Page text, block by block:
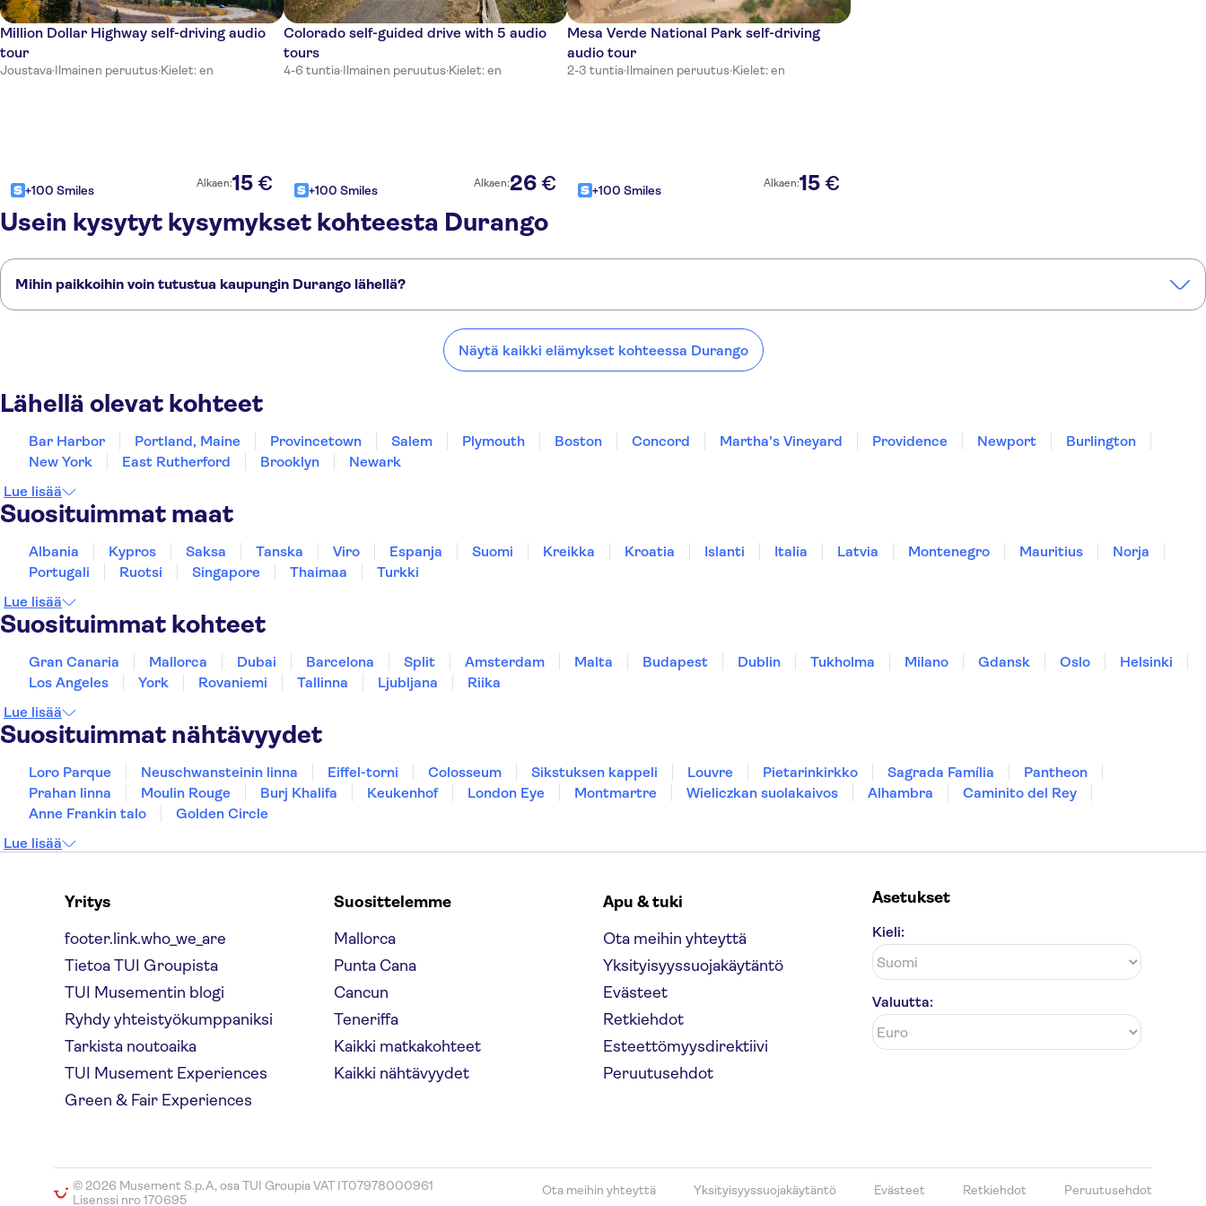
Million Dollar Highway self-driving audio
tour
Joustava·Ilmainen peruutus·Kielet: en
+100 Smiles Alkaen:15 €
Colorado self-guided drive with 5 audio
tours
4-6 tuntia·Ilmainen peruutus·Kielet: en
+100 Smiles Alkaen:26 €
Mesa Verde National Park self-driving
audio tour
2-3 tuntia·Ilmainen peruutus·Kielet: en
+100 Smiles Alkaen:15 €
Usein kysytyt kysymykset kohteesta Durango
Mihin paikkoihin voin tutustua kaupungin Durango lähellä?
Näytä kaikki elämykset kohteessa Durango
Lähellä olevat kohteet
Bar Harbor Portland, Maine Provincetown Salem Plymouth Boston Concord Martha's Vineyard Providence Newport
Burlington
New York
East Rutherford Brooklyn
Newark
Lue lisää
Suosituimmat maat
Albania Kypros Saksa Tanska Viro Espanja Suomi Kreikka Kroatia Islanti Italia Latvia Montenegro Mauritius
Norja
Portugali
Ruotsi Singapore Thaimaa
Turkki
Lue lisää
Suosituimmat kohteet
Gran Canaria Mallorca Dubai Barcelona Split Amsterdam Malta Budapest Dublin Tukholma Milano Gdansk Oslo
Helsinki
Los Angeles
York Rovaniemi Tallinna Ljubljana
Riika
Lue lisää
Suosituimmat nähtävyydet
Loro Parque Neuschwansteinin linna Eiffel-torni Colosseum Sikstuksen kappeli Louvre Pietarinkirkko Sagrada Família
Pantheon
Prahan linna
Moulin Rouge Burj Khalifa Keukenhof London Eye Montmartre Wieliczkan suolakaivos Alhambra
Caminito del Rey
Anne Frankin talo
Golden Circle
Lue lisää
Yritys
footer.link.who_we_are
Tietoa TUI Groupista
TUI Musementin blogi
Ryhdy yhteistyökumppaniksi
Tarkista noutoaika
TUI Musement Experiences
Green & Fair Experiences
Suosittelemme
Mallorca
Punta Cana
Cancun
Teneriffa
Kaikki matkakohteet
Kaikki nähtävyydet
Apu & tuki
Ota meihin yhteyttä
Yksityisyyssuojakäytäntö
Evästeet
Retkiehdot
Esteettömyysdirektiivi
Peruutusehdot
Asetukset
Kieli:
Valuutta:
© 2026 Musement S.p.A, osa TUI Groupia VAT IT07978000961
Lisenssi nro 170695
Ota meihin yhteyttä Yksityisyyssuojakäytäntö Evästeet Retkiehdot Peruutusehdot